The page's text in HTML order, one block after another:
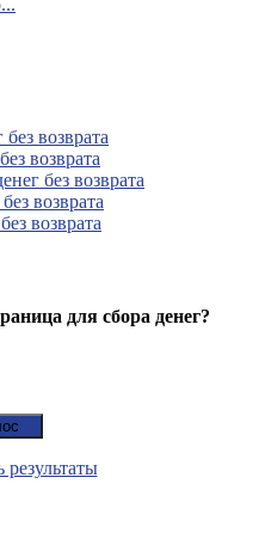
возврата
возврата
без возврата
возврата
возврата
для сбора денег?